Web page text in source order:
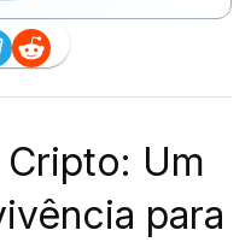
Um
para